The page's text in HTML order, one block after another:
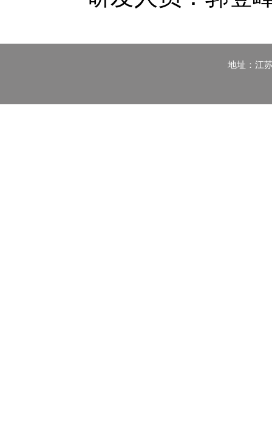
地址：江